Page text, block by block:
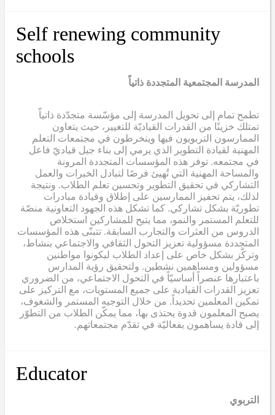
Self renewing community
schools
المدرسة المجتمعية المتجددة ذاتياً
تطمح تمام إلى تحويل المدرسة إلى مؤسّسة متجدّدة ذاتياّ
تمتلك خزينًا من القدرات القياديّة للتغيير، حيث يتعاون
الممارسون التربويون فيها وينخرطون في مجتمعات التعلم
المهنية لقيادة التطوير الذي يرمي إلى بناء جيل قياديّ فاعل
في مجتمعه. توفر هذه المؤسسات المتجددة المرونة
والمساحة المهنية التي تُهيئ فرصًا لتبادل الخبرات والعمل
التشاركي في تحقيق التطوير وتحسين تعلم الطلاب. ونتيجة
لذلك، يتم تحفيز الممارسين على إطلاق وقيادة مبادرات
تطوريّة بشكل تشاركي. كما تشكل هذه الجهود التعاونية منصّة
للتعلم المستمر والنمو، مما يتيح للمشاركين استخلاص
الدروس من العثرات والتجارب السابقة. تتبنّى هذه المؤسسات
المتجددة مسؤولية تعزيز التحول الثقافي والاجتماعي بنشاط،
وتركّز بشكل خاص على إعداد الطلاب ليكونوا مواطنين
مسؤولين ومساهمين نشطين. ولتحقيق رؤية المدارس
باعتبارها عنصراً أساسيّاً في التحول الاجتماعي، من الضروري
تعزيز القدرات القيادية على جميع المستويات، مع التركيز على
تمكين المعلمين تحديداً. من خلال التوجيه المستمر والشغوف،
يصبح المعلمون قدوة يحتذى بها، مما يمكّن الطلاب من التطوّر
إلى قادة يساهمون بفعاليّة في تقدّم مجتمعاتهم.
Educator
التربوي